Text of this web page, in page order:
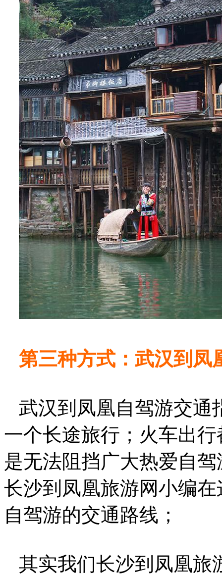
第三种方式：武汉到凤
武汉到凤凰自驾游交通
一个长途旅行；火车出
是无法阻挡广大热爱自
长沙到凤凰旅游网小编
自驾游的交通路线；
其实我们长沙到凤凰旅